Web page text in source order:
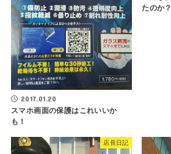
2017.01.20
スマホ画面の保護はこれいいか
も！
たのか
店長日記